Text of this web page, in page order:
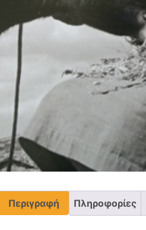
Περιγραφή Πληροφορίες